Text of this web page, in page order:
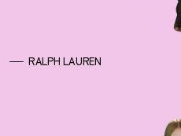
RALPH LAUREN